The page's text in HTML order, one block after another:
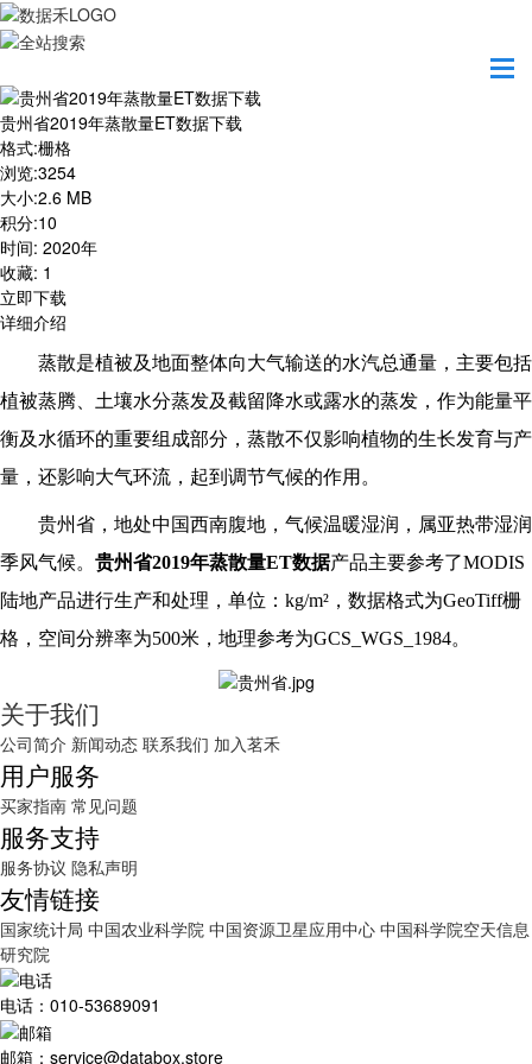
贵州省2019年蒸散量ET数据下载
格式:栅格
浏览:3254
大小:2.6 MB
积分:10
时间: 2020年
收藏: 1
立即下载
详细介绍
蒸散是植被及地面整体向大气输送的水汽总通量，主要包括
植被蒸腾、土壤水分蒸发及截留降水或露水的蒸发，作为能量平
衡及水循环的重要组成部分，蒸散不仅影响植物的生长发育与产
量，还影响大气环流，起到调节气候的作用。
贵州省，地处中国西南腹地，气候温暖湿润，属亚热带湿润
季风气候。 贵州省2019年蒸散量ET数据产品主要参考了MODIS
陆地产品进行生产和处理，单位：kg/m²，数据格式为GeoTiff栅
格，空间分辨率为500米，地理参考为GCS_WGS_1984。
关于我们
公司简介 新闻动态 联系我们 加入茗禾
用户服务
买家指南 常见问题
服务支持
服务协议 隐私声明
友情链接
国家统计局 中国农业科学院 中国资源卫星应用中心 中国科学院空天信息
研究院
电话：010-53689091
邮箱：service@databox.store